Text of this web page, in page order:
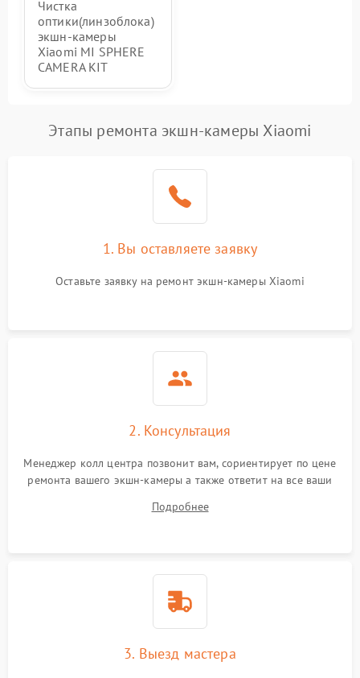
Чистка
оптики(линзоблока)
экшн-камеры
Xiaomi MI SPHERE
CAMERA KIT
Этапы ремонта экшн-камеры Xiaomi
1. Вы оставляете заявку
Оставьте заявку на ремонт экшн-камеры Xiaomi
2. Консультация
Менеджер колл центра позвонит вам, сориентирует по цене
ремонта вашего экшн-камеры а также ответит на все ваши
Подробнее
3. Выезд мастера